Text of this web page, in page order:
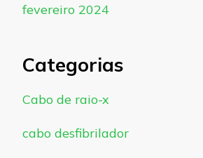
fevereiro 2024
Categorias
Cabo de raio-x
cabo desfibrilador